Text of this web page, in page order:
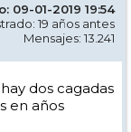
09-01-2019 19:54
19 años antes
Mensajes: 13.241
dos cagadas
en años